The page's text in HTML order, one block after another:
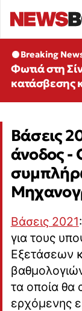
Breaking
Φωτιά στη
κατάσβεσης
Βάσεις
άνοδος -
Βάσεις 2021
για τους
Εξετάσεων
τα οποία θα
ερχόμενης